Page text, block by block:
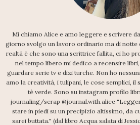
Mi chiamo Alice e amo leggere e scrivere
giorno svolgo un lavoro ordinario ma di notte
realtà è che sono una scrittrice fallita, ci ho
nel tempo libero mi dedico a recensire
guardare serie tv e dizi turche. Non ho
amo la creatività, i tulipani, le cose semplici, il
tè verde. Sono su instagram profilo
journaling/scrap @journal.with.alice
stare in piedi su un precipizio altissimo, da
sarei buttata." (dal libro Acqua salata di